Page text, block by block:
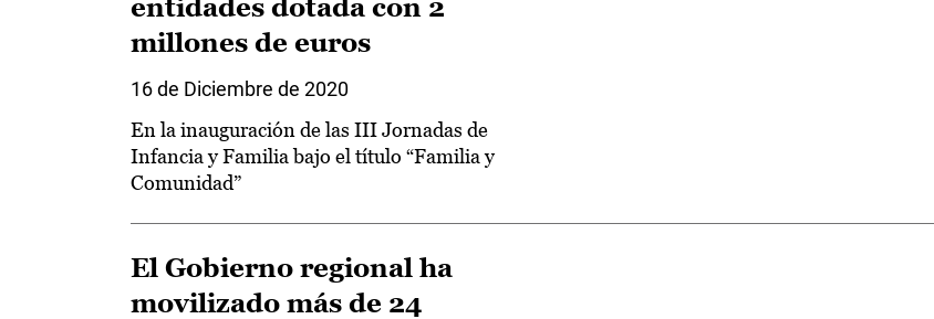
entidades dotada con 2
millones de euros
16 de Diciembre de 2020
En la inauguración de las III Jornadas de
Infancia y Familia bajo el título “Familia y
Comunidad”
El Gobierno regional ha
movilizado más de 24